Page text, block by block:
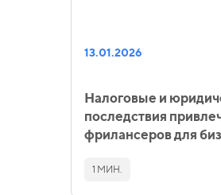
13.01.2026
Налоговые и
последствия
фрилансеров для
1 МИН.